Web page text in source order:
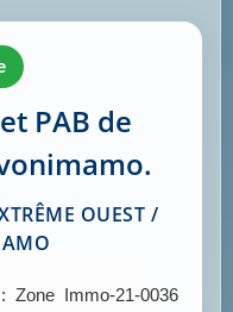
PAB de
OUEST /
Zone Immo-21-0036